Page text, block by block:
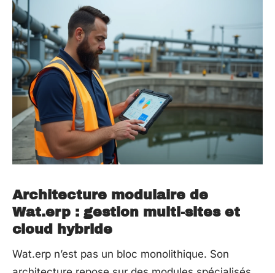
Architecture modulaire de
Wat.erp : gestion multi-sites et
cloud hybride
Wat.erp n’est pas un bloc monolithique. Son